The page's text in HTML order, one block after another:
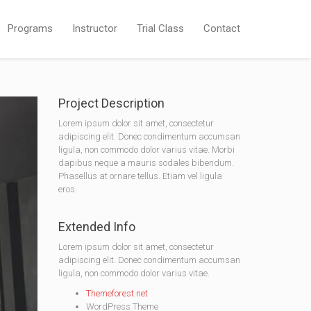
Programs Instructor Trial Class Contact
Project Description
Lorem ipsum dolor sit amet, consectetur
adipiscing elit. Donec condimentum accumsan
ligula, non commodo dolor varius vitae. Morbi
dapibus neque a mauris sodales bibendum.
Phasellus at ornare tellus. Etiam vel ligula
eros.
Extended Info
Lorem ipsum dolor sit amet, consectetur
adipiscing elit. Donec condimentum accumsan
ligula, non commodo dolor varius vitae.
Themeforest.net
WordPress Theme